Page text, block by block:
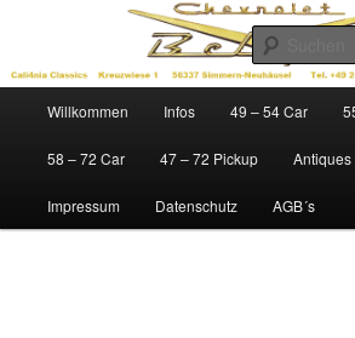
Cali4nia Classics
Ersatzteile für Chevys der Baujahre 1949 –
Willkommen Infos 49 – 54 Car
58 – 72 Car 47 – 72 Pickup Antiques
Impressum Datenschutz AGB´s